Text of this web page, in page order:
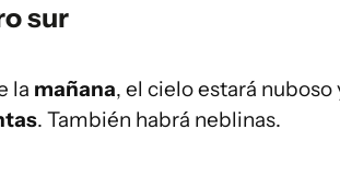
sur
la mañana, el cielo estará
. También habrá neblinas.